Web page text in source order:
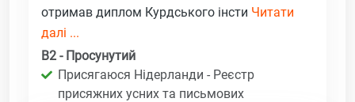
отримав диплом Курдського інсти Читати
далі ...
B2 - Просунутий
Присягаюся Нідерланди - Реєстр
присяжних усних та письмових